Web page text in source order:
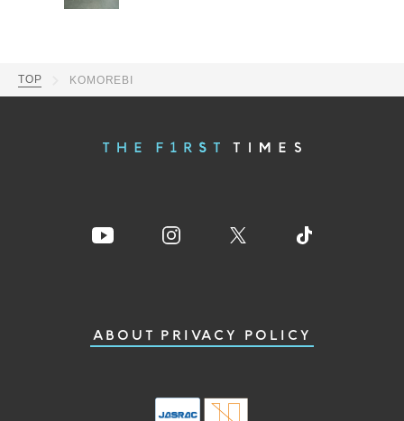
TOP KOMOREBI
ABOUT PRIVACY POLICY